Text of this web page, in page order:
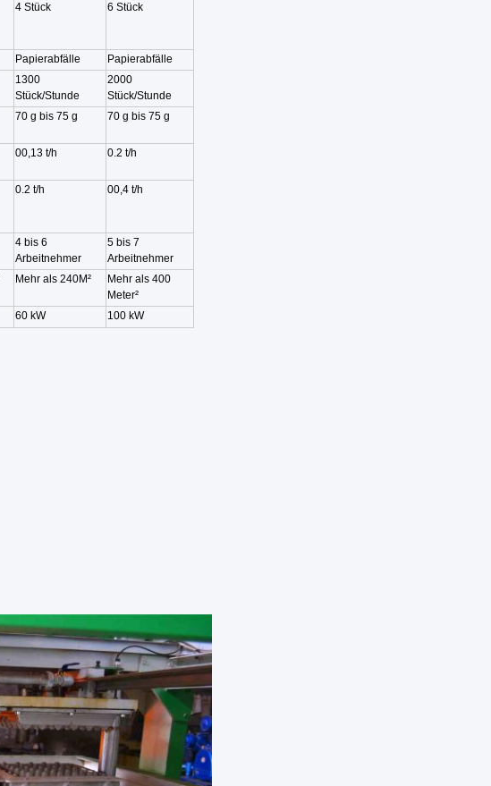
4 Stück 6 Stück
Papierabfälle
Papierabfälle
1300
Stück/Stunde
2000
Stück/Stunde
70 g bis 75 g 70 g bis 75 g
00,13 t/h 0.2 t/h
0.2 t/h 00,4 t/h
4 bis 6
Arbeitnehmer
5 bis 7
Arbeitnehmer
Mehr als 240M²
Mehr als 400
Meter²
60 kW 100 kW